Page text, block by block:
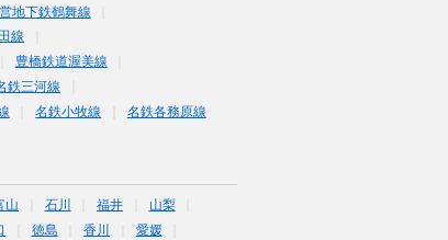
地下鉄鶴舞線
線
豊橋鉄道渥美線
鉄三河線
名鉄小牧線 名鉄各務原線
山 石川 福井
山梨
徳島 香川
愛媛